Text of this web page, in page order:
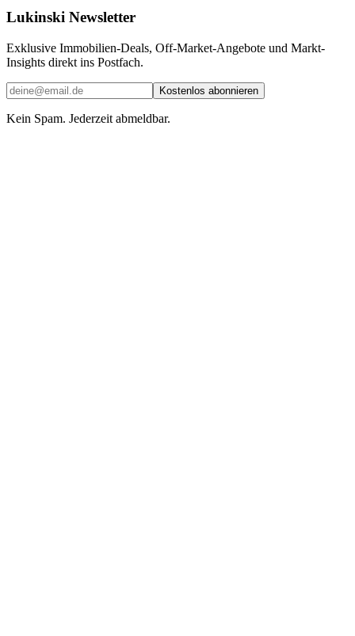
Lukinski Newsletter
Exklusive Immobilien-Deals, Off-Market-Angebote und Markt-
Insights direkt ins Postfach.
Kostenlos abonnieren
Kein Spam. Jederzeit abmeldbar.